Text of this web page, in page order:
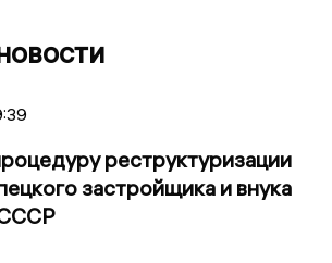
реструктуризации
застройщика и внука